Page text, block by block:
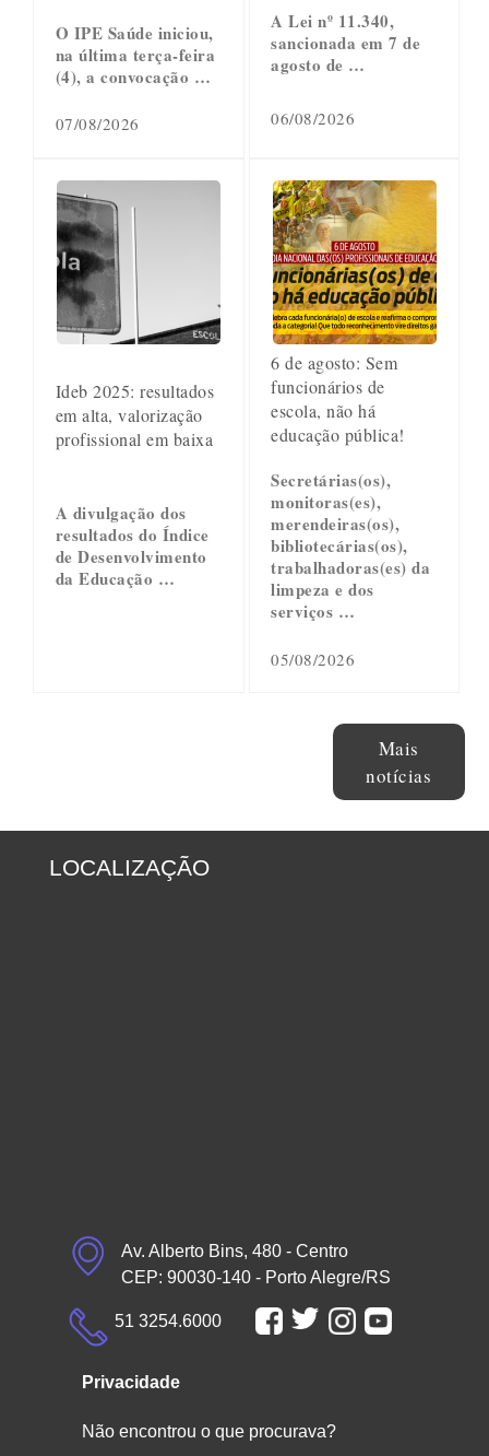
O IPE Saúde iniciou,
na última terça-feira
(4), a convocação …
07/08/2026
A Lei nº 11.340,
sancionada em 7 de
agosto de …
06/08/2026
Ideb 2025: resultados
em alta, valorização
profissional em baixa
A divulgação dos
resultados do Índice
de Desenvolvimento
da Educação …
6 de agosto: Sem
funcionários de
escola, não há
educação pública!
Secretárias(os),
monitoras(es),
merendeiras(os),
bibliotecárias(os),
trabalhadoras(es) da
limpeza e dos
serviços …
05/08/2026
Mais
notícias
LOCALIZAÇÃO
Av. Alberto Bins, 480 - Centro
CEP: 90030-140 - Porto Alegre/RS
51 3254.6000
Privacidade
Não encontrou o que procurava?